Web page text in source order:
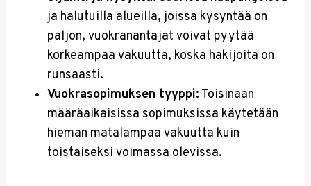
ja halutuilla alueilla, joissa kysyntää on
paljon, vuokranantajat voivat pyytää
korkeampaa vakuutta, koska hakijoita on
runsaasti.
Vuokrasopimuksen tyyppi: Toisinaan
määräaikaisissa sopimuksissa käytetään
hieman matalampaa vakuutta kuin
toistaiseksi voimassa olevissa.